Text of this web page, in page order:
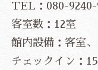
TEL：080-9240-
客室数：12室
館内設備：客室
チェックイン：